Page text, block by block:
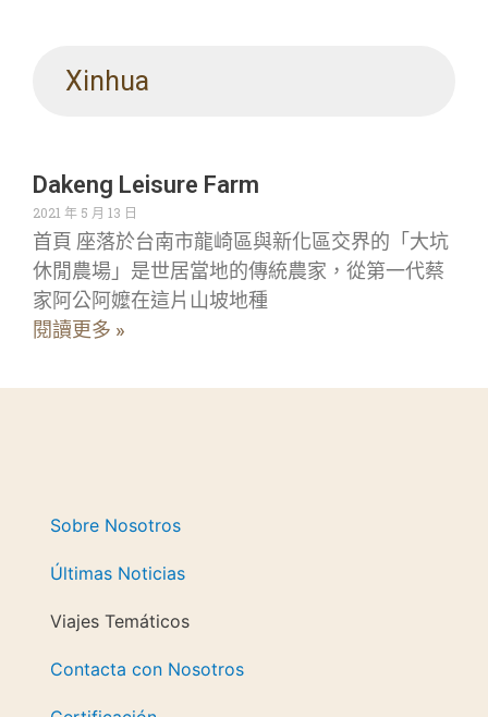
Xinhua
Dakeng Leisure Farm
2021 年 5 月 13 日
首頁 座落於台南市龍崎區與新化區交界的「大坑
休閒農場」是世居當地的傳統農家，從第一代蔡
家阿公阿嬤在這片山坡地種
閱讀更多 »
Sobre Nosotros
Últimas Noticias
Viajes Temáticos
Contacta con Nosotros